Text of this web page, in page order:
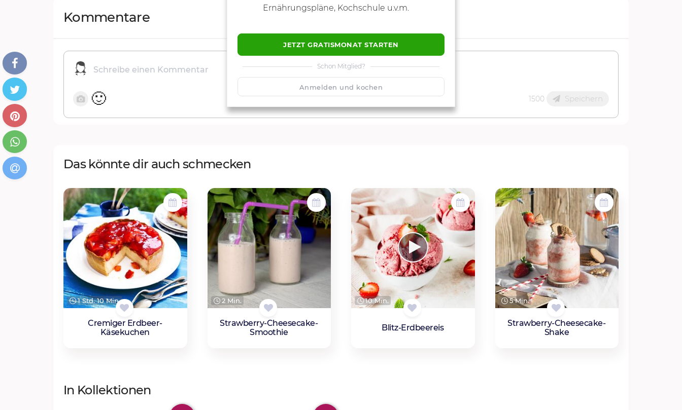
Ernährungspläne, Kochschule u.v.m.
JETZT GRATISMONAT STARTEN
Schon Mitglied?
Anmelden und kochen
Kommentare
🙂 1500 Speichern
Das könnte dir auch schmecken
1 Std. 10 Min.
Cremiger Erdbeer-
Käsekuchen
2 Min.
Strawberry-Cheesecake-
Smoothie
10 Min.
Blitz-Erdbeereis
5 Min.
Strawberry-Cheesecake-
Shake
In Kollektionen